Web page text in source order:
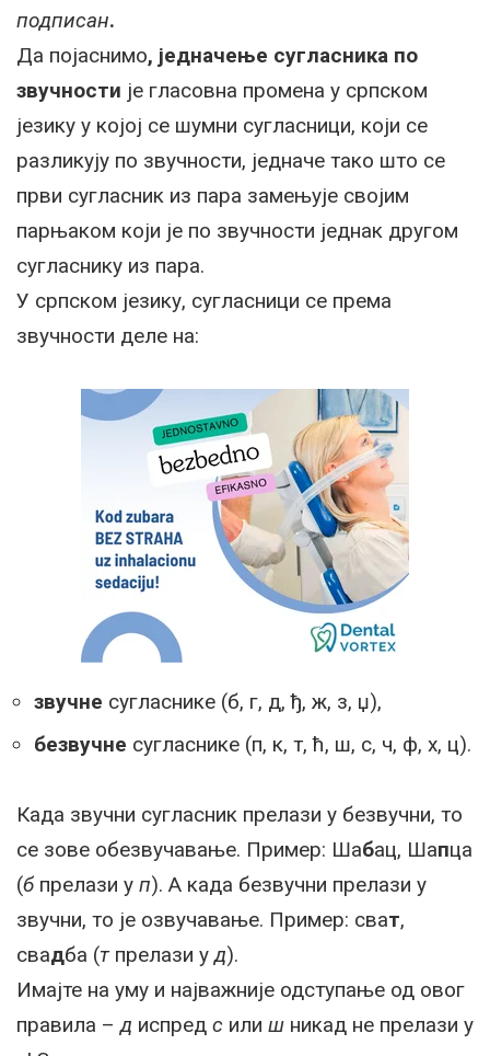
подписан.
Да појаснимо, једначење сугласника по
звучности је гласовна промена у српском
језику у којој се шумни сугласници, који се
разликују по звучности, једначе тако што се
први сугласник из пара замењује својим
парњаком који је по звучности једнак другом
сугласнику из пара.
У српском језику, сугласници се према
звучности деле на:
звучне сугласнике (б, г, д, ђ, ж, з, џ),
безвучне сугласнике (п, к, т, ћ, ш, с, ч, ф, х, ц).
Када звучни сугласник прелази у безвучни, то
се зове обезвучавање. Пример: Шабац, Шапца
(б прелази у п). А када безвучни прелази у
звучни, то је озвучавање. Пример: сват,
свадба (тпрелази уд).
Имајте на уму и најважније одступање од овог
правила –д испред с или ш никад не прелази у